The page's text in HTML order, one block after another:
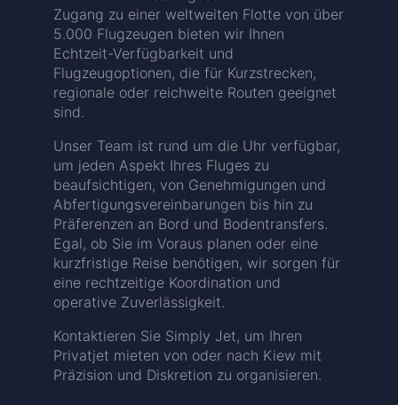
Zugang zu einer weltweiten Flotte von über
5.000 Flugzeugen bieten wir Ihnen
Echtzeit-Verfügbarkeit und
Flugzeugoptionen, die für Kurzstrecken,
regionale oder reichweite Routen geeignet
sind.
Unser Team ist rund um die Uhr verfügbar,
um jeden Aspekt Ihres Fluges zu
beaufsichtigen, von Genehmigungen und
Abfertigungsvereinbarungen bis hin zu
Präferenzen an Bord und Bodentransfers.
Egal, ob Sie im Voraus planen oder eine
kurzfristige Reise benötigen, wir sorgen für
eine rechtzeitige Koordination und
operative Zuverlässigkeit.
Kontaktieren Sie Simply Jet, um Ihren
Privatjet mieten von oder nach Kiew mit
Präzision und Diskretion zu organisieren.